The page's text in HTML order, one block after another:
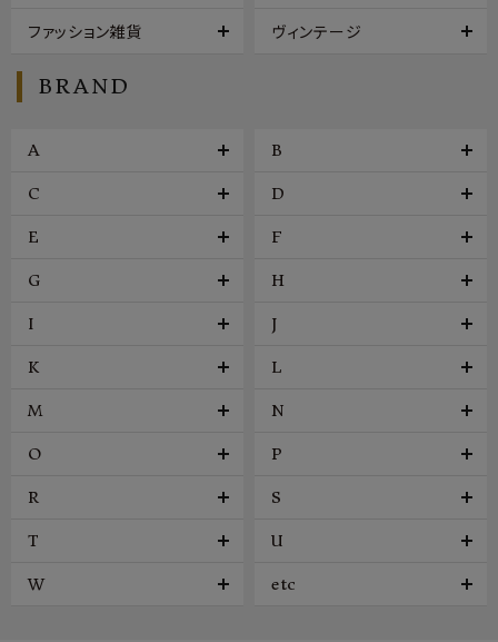
ファッション雑貨 ヴィンテージ
BRAND
A B
C D
E F
G H
I J
K L
M N
O P
R S
T U
W etc